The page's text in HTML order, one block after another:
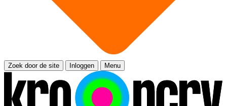
Zoek door de site Inloggen Menu